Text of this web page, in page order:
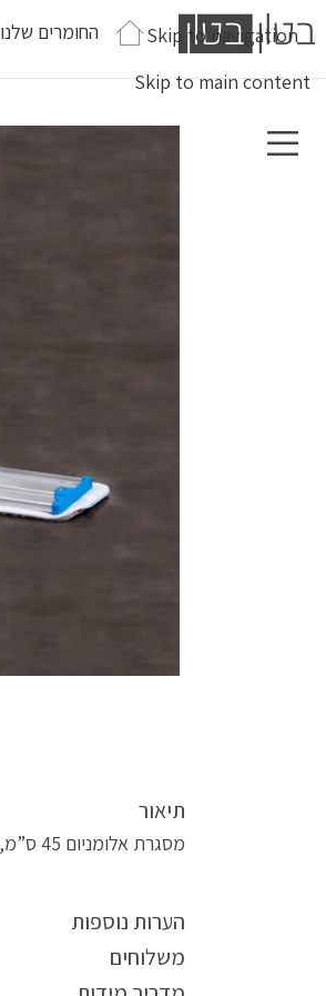
Skip to navigation
Skip to main content
החומרים שלנו
תיאור
מסגרת אלומניום 45 ס”מ, ידית טלסקופית עד 2.4 מטר ופד 45 ס”מ להספגה וצביעת בטון. מוצר מושלם לחידוש משטחי בטון
הערות נוספות
משלוחים